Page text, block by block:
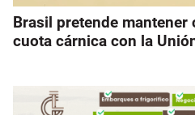
Brasil pretende mantener
cuota cárnica con la